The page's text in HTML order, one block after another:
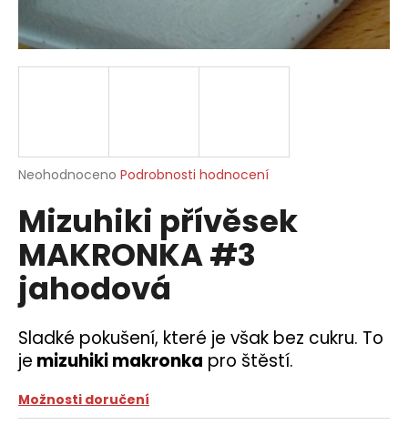
Průměrné
produktu
je
0,0
5
hvězdiček.
Neohodnoceno Podrobnosti hodnocení
Mizuhiki přívěsek
MAKRONKA #3
jahodová
Sladké pokušení, které je však bez cukru. To
je mizuhiki makronka pro štěstí.
Možnosti doručení
a
j
í
HLEDAT
D
o
p
o
r
u
č